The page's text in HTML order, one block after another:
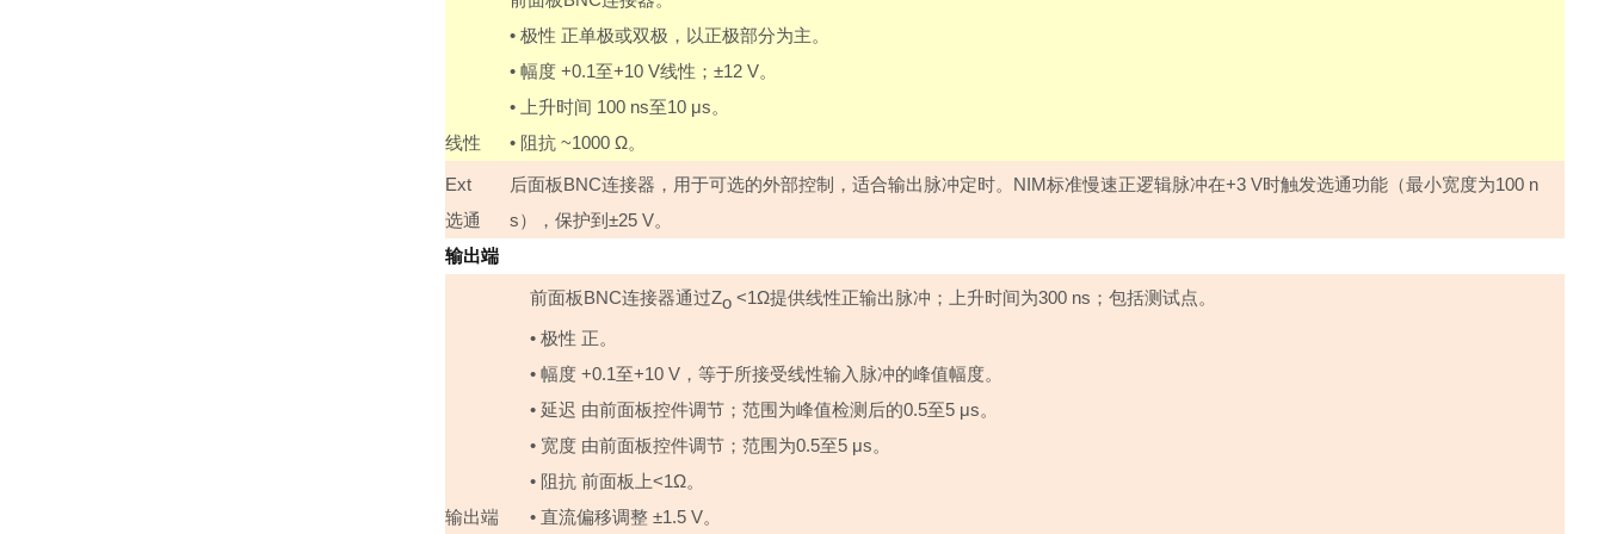
线性
• 极性 正单极或双极，以正极部分为主。
• 幅度 +0.1至+10 V线性；±12 V。
•
上升时间 100 ns至10 μs。
• 阻抗 ~1000 Ω。
Ext
选通
后面板BNC连接器，用于可选的外部控制，适合输出脉冲定时。 NIM标准慢速正逻辑脉冲在+3 V时触发选通功能（最小宽度为100 n
s），保护到±25 V。
输出端
输出端
前面板BNC连接器通过Zo <1Ω提供线性正输出脉冲；上升时间为300 ns ；包括测试点。
• 极性 正。
• 幅度 +0.1至+10 V ，等于所接受线性输入脉冲的峰值幅度。
• 延迟 由前面板控件调节；范围为峰值检测后的0.5至5 μs。
• 宽度 由前面板控件调节；范围为0.5至5 μs。
• 阻抗 前面板上<1Ω。
• 直流偏移调整 ±1.5 V。